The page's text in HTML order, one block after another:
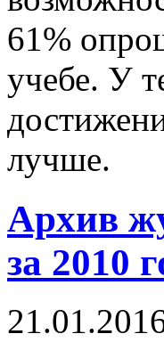
61%
учебе. У
лучше.
Архив
за 2010